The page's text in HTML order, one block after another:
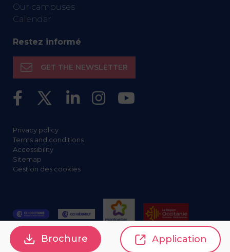
Our campuses
Calendar
Restez informé
GET THE NEWSLETTER
Privacy policy
Terms and conditions
Accessibility
Sitemap
Gestion des cookies
Brochure Application